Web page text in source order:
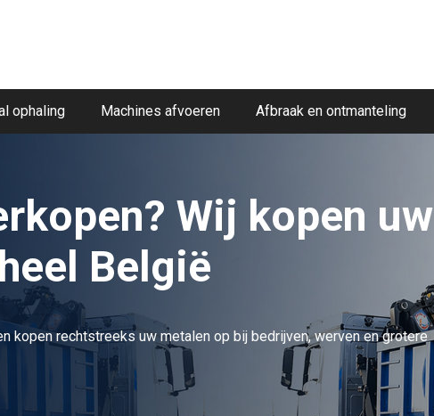
ophaling Machines afvoeren Afbraak en ontmanteling
Wij kopen uw
België
kopen rechtstreeks uw metalen op bij bedrijven, werven en grotere